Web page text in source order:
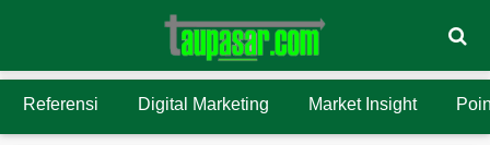
Referensi Digital Marketing Market Insight